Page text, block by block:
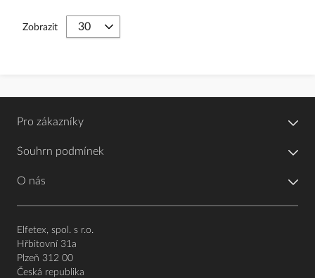
Zobrazit
Pro zákazníky
Souhrn podmínek
O nás
Elfetex, spol. s r.o.
Hřbitovní 31a
Plzeň 312 00
Česká republika